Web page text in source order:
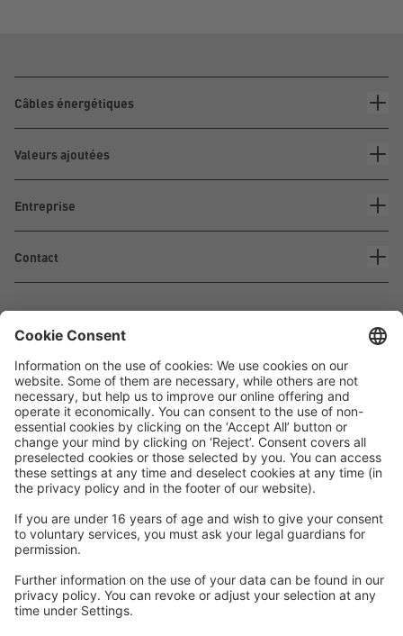
Câbles énergétiques
Valeurs ajoutées
Entreprise
Contact
Waskönig+Walter
Kabel-Werk GmbH u. Co. KG
Ostermoorstraße 77
26683 Saterland
Téléphone +49 4498 88-0
Fax +49 4498 88-900
info[att]waskoenig.de